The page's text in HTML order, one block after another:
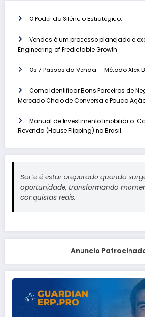
O Poder do Silêncio Estratégico:
Vendas é um processo planejado e
Engineering of Predictable Growth
Os 7 Passos da Venda — Método Alex
Como Identificar Bons Parceiros de
Mercado Cheio de Conversa e Pouca
Manual de Investimento Imobiliário:
Revenda (House Flipping) no Brasil
Sorte é estar preparado quando
oportunidade, transformando
conquistas reais.
Anuncio